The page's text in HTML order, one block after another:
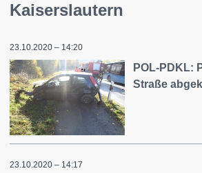
Kaiserslautern
23.10.2020 – 14:20
POL-PDKL:
Straße
23.10.2020 – 14:17